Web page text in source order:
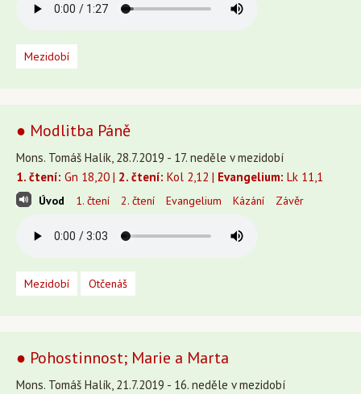
Mezidobí
● Modlitba Páně
Mons. Tomáš Halík, 28.7.2019 - 17. neděle v mezidobí
1. čtení: Gn 18,20 | 2. čtení: Kol 2,12 | Evangelium: Lk 11,1
Úvod 1. čtení 2. čtení Evangelium Kázání Závěr
Mezidobí Otčenáš
● Pohostinnost; Marie a Marta
Mons. Tomáš Halík, 21.7.2019 - 16. neděle v mezidobí